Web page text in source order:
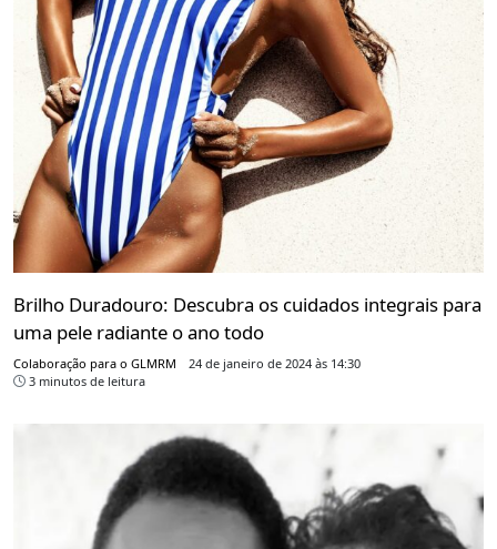
Brilho Duradouro: Descubra os cuidados integrais para
uma pele radiante o ano todo
Colaboração para o GLMRM
24 de janeiro de 2024 às 14:30
3 minutos de leitura